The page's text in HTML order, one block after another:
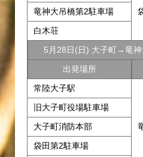
竜神大吊橋第2駐車場
白木荘
5月28日(日) 大子町→竜
出発場所
常陸大子駅
旧大子町役場駐車場
大子町消防本部
袋田第2駐車場